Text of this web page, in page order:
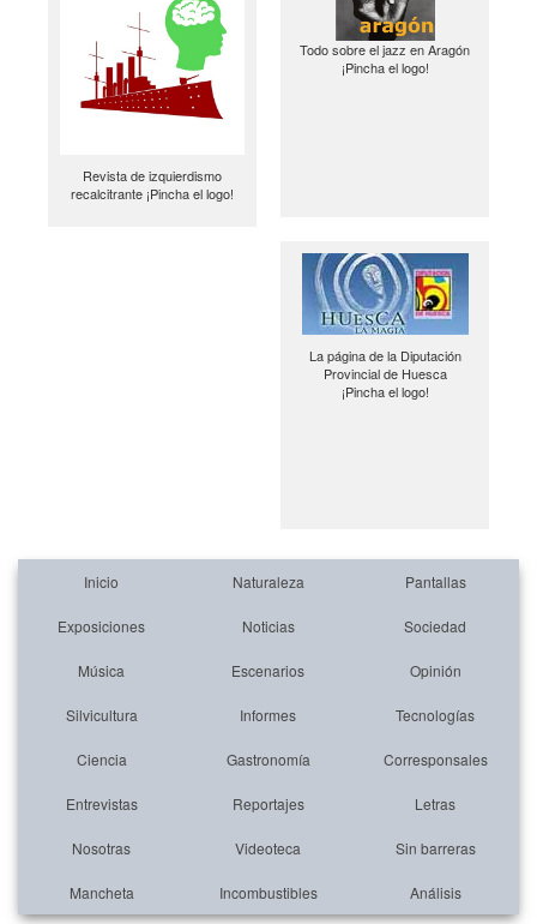
Revista de izquierdismo
recalcitrante ¡Pincha el logo!
Todo sobre el jazz en Aragón
¡Pincha el logo!
La página de la Diputación
Provincial de Huesca
¡Pincha el logo!
Inicio Naturaleza Pantallas
Exposiciones Noticias Sociedad
Música Escenarios Opinión
Silvicultura Informes Tecnologías
Ciencia Gastronomía Corresponsales
Entrevistas Reportajes Letras
Nosotras Videoteca Sin barreras
Mancheta Incombustibles Análisis